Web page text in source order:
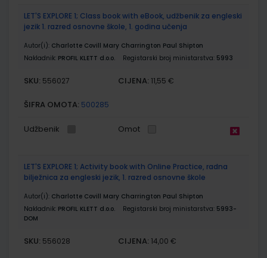
LET'S EXPLORE 1; Class book with eBook, udžbenik za engleski
jezik 1. razred osnovne škole, 1. godina učenja
Autor(i): Charlotte Covill Mary Charrington Paul Shipton
Nakladnik: PROFIL KLETT d.o.o. Registarski broj ministarstva: 5993
SKU: 556027 CIJENA: 11,55 €
ŠIFRA OMOTA: 500285
Udžbenik Omot
LET'S EXPLORE 1; Activity book with Online Practice, radna
bilježnica za engleski jezik, 1. razred osnovne škole
Autor(i): Charlotte Covill Mary Charrington Paul Shipton
Nakladnik: PROFIL KLETT d.o.o. Registarski broj ministarstva: 5993-
DOM
SKU: 556028 CIJENA: 14,00 €